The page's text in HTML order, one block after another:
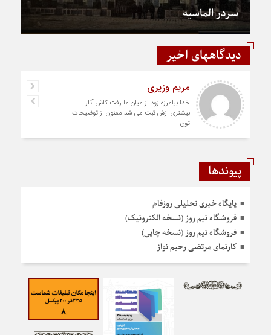
سردر الماسیه
دیدگاههای اخیر
مریم وزیری
خدا بیامرزه زود از میان ما رفت کاش آثار
بیشتری ازش ثبت می شد ممنون از توضیحات
تون
پیوندها
پایگاه خبری تحلیلی روزفام
فروشگاه نیم روز (نسخه الکترونیک)
فروشگاه نیم روز (نسخه چاپی)
کارنمای مرتضی رحیم نواز